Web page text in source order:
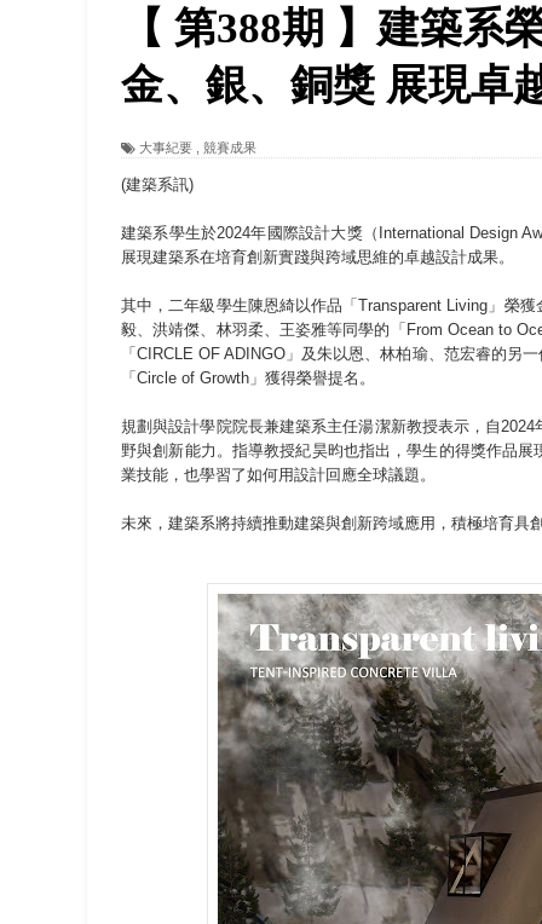
領航AI創先例！ 數媒系錄音室獲「杜比全
觀管系展現跨域創新與實作育人成效 AI智
學務處舉辦「董事長『聊』心室」 上官董
成人之美成就學生夢想 菁英學程陪伴財金
【 第388期 】建築系
金、銀、銅獎 展現卓
大事紀要 競賽成果
(建築系訊)
建築系學生於2024年國際設計大獎（International Design
展現建築系在培育創新實踐與跨域思維的卓越設計成果。
其中，二年級學生陳恩綺以作品「Transparent Living」榮
毅、洪靖傑、林羽柔、王姿雅等同學的「From Ocean to
「CIRCLE OF ADINGO」及朱以恩、林柏瑜、范宏睿的另
「Circle of Growth」獲得榮譽提名。
規劃與設計學院院長兼建築系主任湯潔新教授表示，自
野與創新能力。指導教授紀昊昀也指出，學生的得獎作品
業技能，也學習了如何用設計回應全球議題。
未來，建築系將持續推動建築與創新跨域應用，積極培育